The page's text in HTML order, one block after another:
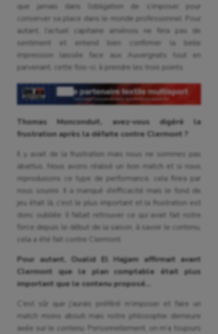
que jamais dans l’obligation de s’imposer pour
conserver sa place dans le monde professionnel. Pour
autant, l’actuel capitaine amiénois ne fera pas de
sentiment et entend bien confirmer la belle
impression laissée face aux Auvergnats tout en
parvenant, cette fois-ci, à prendre les trois points.
Thomas Monconduit, avez-vous digéré la
frustration après la défaite contre Clermont ?
Il y avait de la frustration mais nous ne sommes pas
abattus. Nous avons réalisé un bon match et si nous
reproduisons ce type de performance, cela finira par
nous sourire. Il a manqué d’efficacité mais le fond de
jeu était là, c’est le plus important et la frustration est
donc oubliée. Il fallait retrouver ce qui avait fait notre
force depuis le début de la saison, à savoir le contenu,
cela a été fait contre Clermont.
Pour autant, Oualid El Hajjam affirmait avant
Clermont que le plan comptable était plus
important que le contenu proposé…
C’est sûr que j’aurais préféré m’imposer et faire un
match moins abouti mais notre philosophie demeure
axée sur le contenu. Personnellement, on m’a toujours